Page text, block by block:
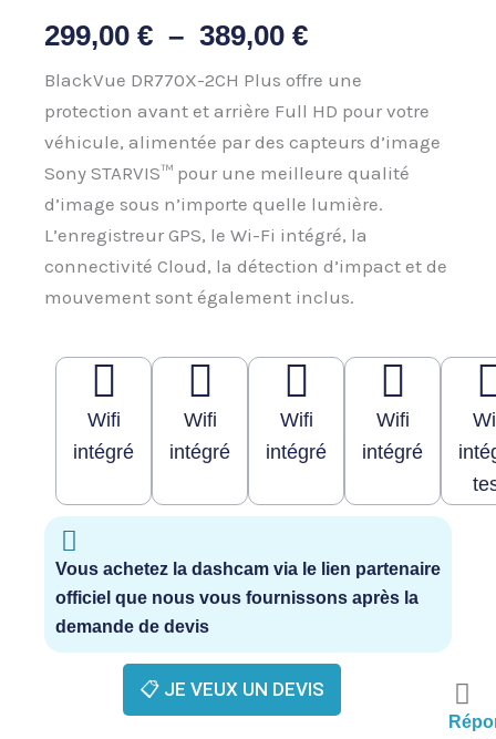
299,00 € – 389,00 €Plage
de
prix :
299,00 €
à
389,00 €
BlackVue DR770X-2CH Plus offre une
protection avant et arrière Full HD pour votre
véhicule, alimentée par des capteurs d’image
Sony STARVIS™ pour une meilleure qualité
d’image sous n’importe quelle lumière.
L’enregistreur GPS, le Wi-Fi intégré, la
connectivité Cloud, la détection d’impact et de
mouvement sont également inclus.
Wifi
intégré
Wifi
intégré
Wifi
intégré
Wifi
intégré
Vous achetez la dashcam via le lien partenaire
officiel que nous vous fournissons après la
demande de devis
📋 JE VEUX UN DEVIS